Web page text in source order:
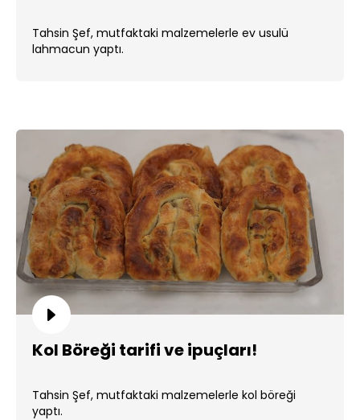
Tahsin Şef, mutfaktaki malzemelerle ev usulü
lahmacun yaptı.
Kol Böreği tarifi ve ipuçları!
Tahsin Şef, mutfaktaki malzemelerle kol böreği
yaptı.